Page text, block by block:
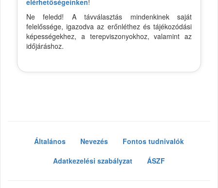
elérhetőségeinken!
Ne feledd! A távválasztás mindenkinek saját
felelőssége, igazodva az erőnléthez és tájékozódási
képességekhez, a terepviszonyokhoz, valamint az
időjáráshoz.
Általános Nevezés
Fontos tudnivalók
Adatkezelési szabályzat
ÁSZF